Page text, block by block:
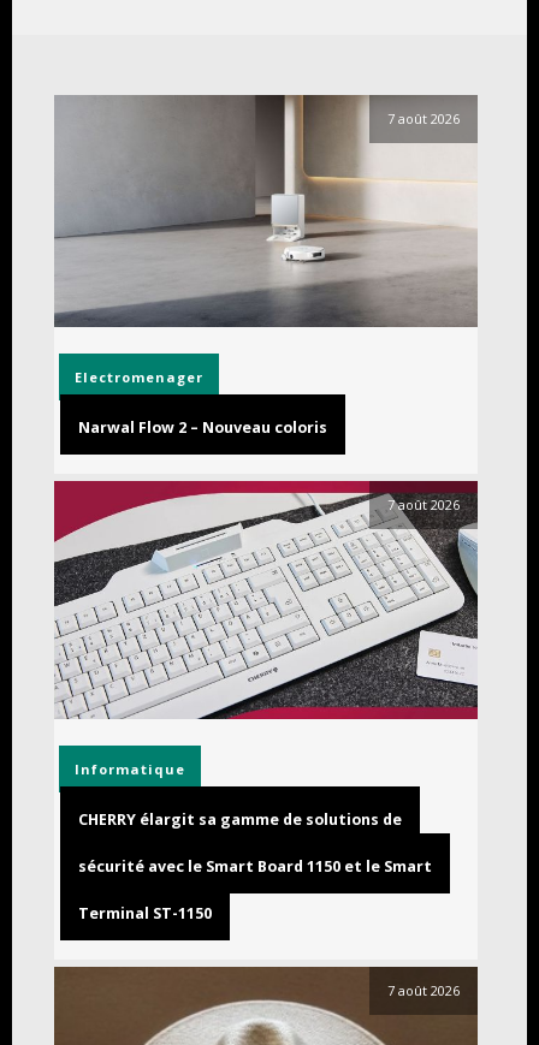
7 août 2026
Electromenager
Narwal Flow 2 – Nouveau coloris
7 août 2026
Informatique
CHERRY élargit sa gamme de solutions de
sécurité avec le Smart Board 1150 et le Smart
Terminal ST-1150
7 août 2026